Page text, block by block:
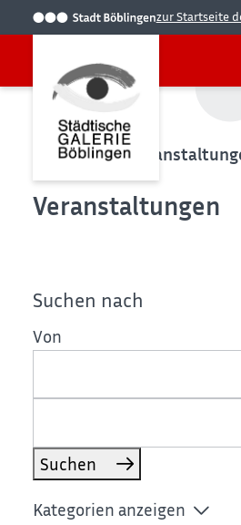
zur Startseite
Startseite
Veranstaltungen
Suchen nach
Von
Suchen
Kategorien anzeigen